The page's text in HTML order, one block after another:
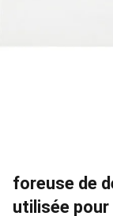
foreuse de
utilisée